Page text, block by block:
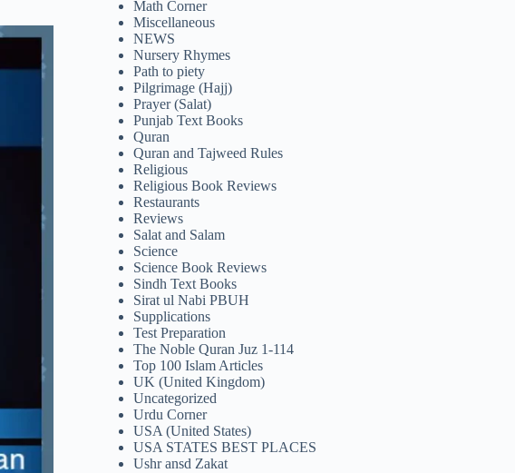
Math Corner
Miscellaneous
NEWS
Nursery Rhymes
Path to piety
Pilgrimage (Hajj)
Prayer (Salat)
Punjab Text Books
Quran
Quran and Tajweed Rules
Religious
Religious Book Reviews
Restaurants
Reviews
Salat and Salam
Science
Science Book Reviews
Sindh Text Books
Sirat ul Nabi PBUH
Supplications
Test Preparation
The Noble Quran Juz 1-114
Top 100 Islam Articles
UK (United Kingdom)
Uncategorized
Urdu Corner
USA (United States)
USA STATES BEST PLACES
Ushr ansd Zakat